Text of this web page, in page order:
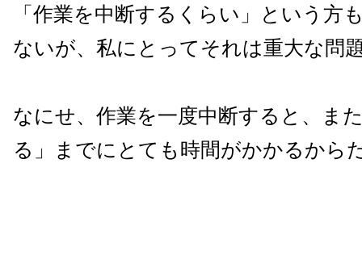
「作業を中断するくらい」という方
ないが、私にとってそれは重大な問
なにせ、作業を一度中断すると、ま
る」までにとても時間がかかるから